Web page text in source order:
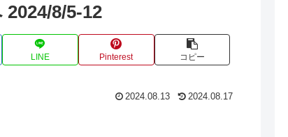
2024/8/5-12
LINE Pinterest コピー
2024.08.13 2024.08.17